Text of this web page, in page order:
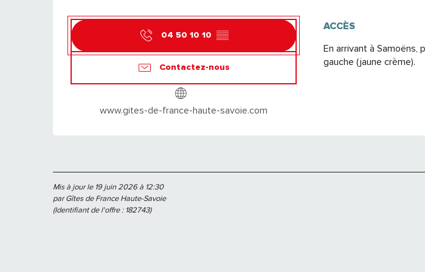
04 50 10 10 ▒▒
Contactez-nous
www.gites-de-france-haute-savoie.com
ACCÈS
ACCÈS
En arrivant à
gauche (jaune crème).
Mis à jour le 19 juin 2026 à 12:30
par Gîtes de France Haute-Savoie
(Identifiant de l'offre : 182743)